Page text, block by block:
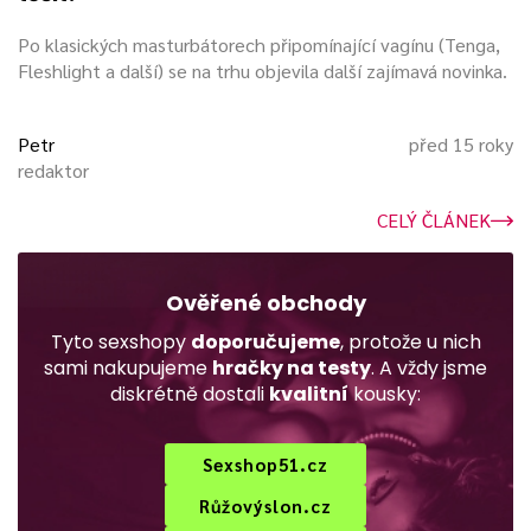
vajíčko je vyjímatelně a napájené
pomocí dvou hodinkových baterií.
jsou vodotěsné a je možné je používat i
ve vaně.
Při opatrné manipulaci můžete toto
s kondomem. Na výrobu honítek je
používaný tvrdý plast, vnitřní okénko je
vyplněno extrémně jemným a
elastickým elastometrem. Mezi
nejoblíbenější modely Monkey Spanker
patří Vibro, Cheeky Monkey, Double
Trouble, The Duo nebo Rock
Chick and
Po klasických masturbátorech připomínající vagínu (Tenga,
Fleshlight a další) se na trhu objevila další zajímavá novinka.
Petr
redaktor
před 15 roky
CELÝ ČLÁNEK
Ověřené obchody
Tyto sexshopy doporučujeme, protože u nich
sami nakupujeme hračky na testy. A vždy jsme
diskrétně dostali kvalitníkousky:
Sexshop51.cz
Růžovýslon.cz